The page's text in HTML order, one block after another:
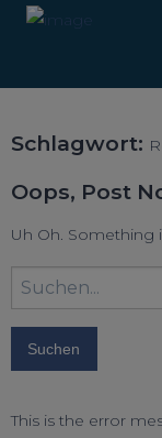
Schlagwort:
Oops, Post
Uh Oh. Something
Suchbegriff
eingeben:
This is the error